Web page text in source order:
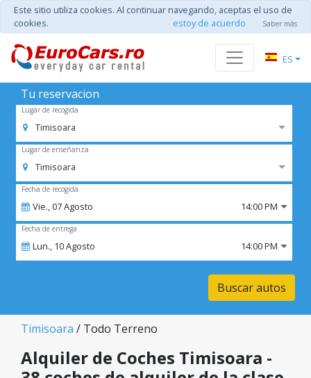
Este sitio utiliza cookies. Al continuar navegando, aceptas el uso de
cookies.
estoy de acuerdo Saber más
ES
Tu reservacion
Lugar de recogida
Timisoara
Lugar de enseñanza
Timisoara
Fecha de recogida
Vie.,07Agosto 14:00 PM
Fecha de entrega
Lun., 10Agosto 14:00 PM
Buscar autos
Timisoara / Todo Terreno
Alquiler de Coches Timisoara -